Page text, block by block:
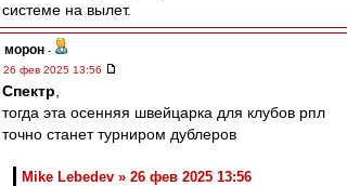
системе на вылет.
морон -
26 фев 2025 13:56
Спектр
тогда эта осенняя швейцарка для клубов рпл
точно станет турниром дублеров
Mike Lebedev » 26 фев 2025 13:56